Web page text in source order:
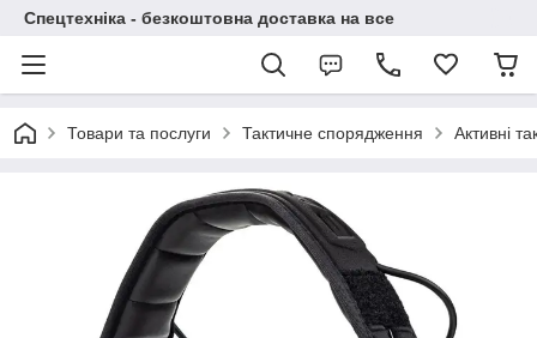
Спецтехніка - безкоштовна доставка на все
Товари та послуги Тактичне спорядження Активні